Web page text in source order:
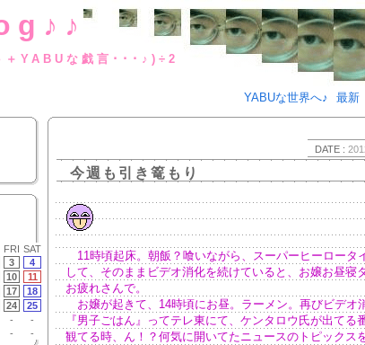
日記帳♪＋YABUな戯言･･
YABUな世界へ♪
最新
FRI SAT
3
4
10
11
17
18
24
25
-
-
- -
DATE :
今週も引き篭もり
11時頃起床。朝飯？喰いながら、スーパーヒーロータ
して、そのままビデオ消化を続けていると、お嬢お昼寝
お疲れさんで。
お嬢が起きて、14時頃にお昼。ラーメン。再びビデオ
『男子ごはん』ってテレ東にて、ケンタロウ氏が出てる
観てる時、ん！？何気に開いてたニュースのトピックス